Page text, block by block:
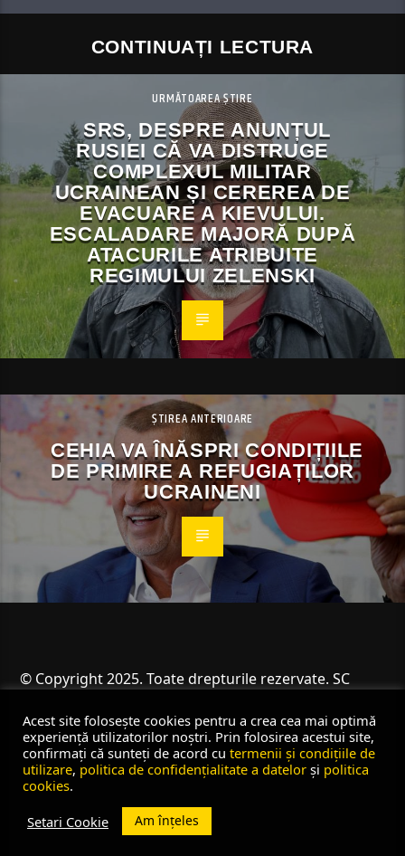
CONTINUAȚI LECTURA
URMĂTOAREA ȘTIRE
SRS, DESPRE ANUNȚUL
RUSIEI CĂ VA DISTRUGE
COMPLEXUL MILITAR
UCRAINEAN ȘI CEREREA DE
EVACUARE A KIEVULUI.
ESCALADARE MAJORĂ DUPĂ
ATACURILE ATRIBUITE
REGIMULUI ZELENSKI
ȘTIREA ANTERIOARE
CEHIA VA ÎNĂSPRI CONDIȚIILE
DE PRIMIRE A REFUGIAȚILOR
UCRAINENI
© Copyright 2025. Toate drepturile rezervate. SC
Acest site folosește cookies pentru a crea cea mai optimă
experiență utilizatorilor noștri. Prin folosirea acestui site,
confirmați că sunteți de acord cu termenii și condițiile de
utilizare, politica de confidențialitate a datelor și politica
cookies.
Setari Cookie
Am înțeles